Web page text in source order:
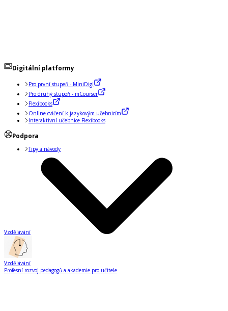
Digitální platformy
Pro první stupeň - MiniDigi
Pro druhý stupeň - mCourser
Flexibooks
Online cvičení k jazykovým učebnicím
Interaktivní učebnice Flexibooks
Podpora
Tipy a návody
Vzdělávání
Vzdělávání
Profesní rozvoj pedagogů a akademie pro učitele